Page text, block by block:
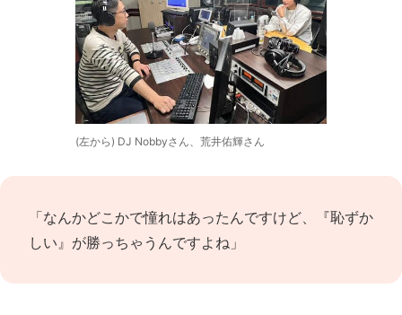
(左から) DJ Nobbyさん、荒井佑輝さん
「なんかどこかで憧れはあったんですけど、『恥ずか
しい』が勝っちゃうんですよね」